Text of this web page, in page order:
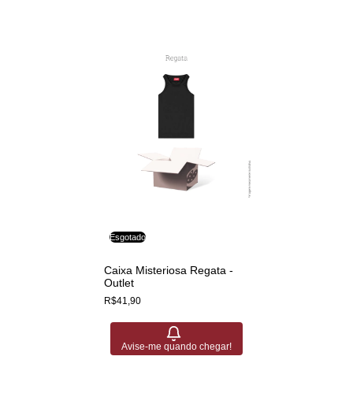
Esgotado
Caixa Misteriosa Regata -
Outlet
R$41,90
Avise-me quando chegar!